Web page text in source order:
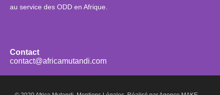
au service des ODD en Afrique.
Contact
contact@africamutandi.com